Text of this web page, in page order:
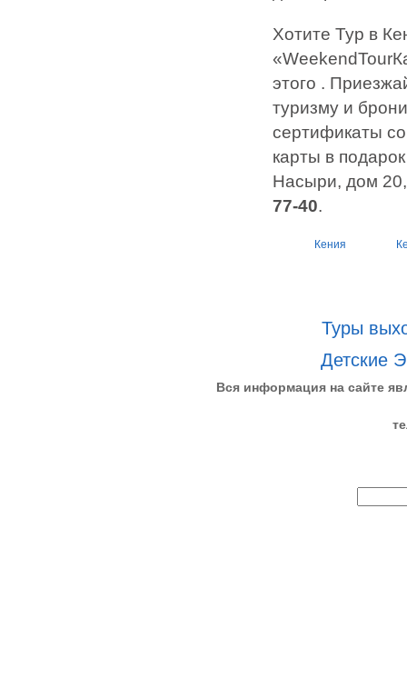
Хотите Тур в
этого .
туризму и
сертификаты
карты в
Насыри, дом
77-40.
Кения
Туры
Детские
Вся информация на сайте